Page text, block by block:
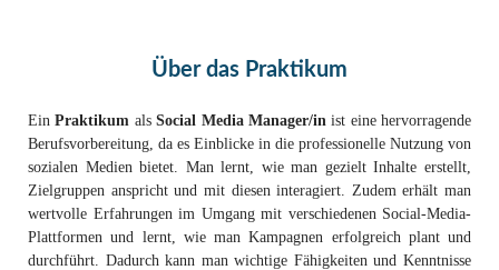
Über das Praktikum
EinPraktikum alsSocial Media Manager/inist eine hervorragende
Berufsvorbereitung, da es Einblicke in die professionelle Nutzung von
sozialen Medien bietet. Man lernt, wie man gezielt Inhalte erstellt,
Zielgruppen anspricht und mit diesen interagiert. Zudem erhält man
wertvolle Erfahrungen im Umgang mit verschiedenen Social-Media-
Plattformen und lernt, wie man Kampagnen erfolgreich plant und
durchführt. Dadurch kann man wichtige Fähigkeiten und Kenntnisse